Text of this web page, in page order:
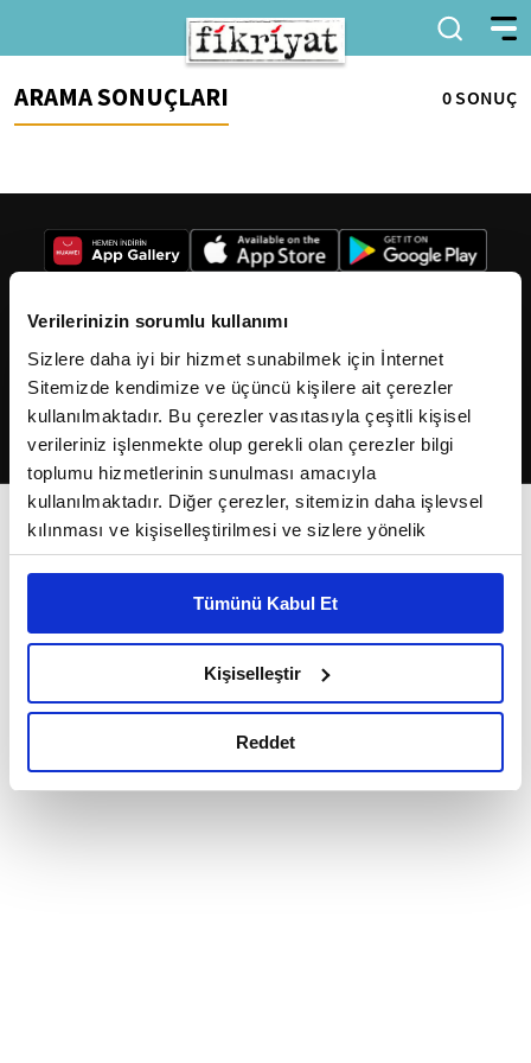
Verilerinizin sorumlu kullanımı
Sizlere daha iyi bir hizmet sunabilmek için İnternet
Sitemizde kendimize ve üçüncü kişilere ait çerezler
kullanılmaktadır. Bu çerezler vasıtasıyla çeşitli kişisel
verileriniz işlenmekte olup gerekli olan çerezler bilgi
toplumu hizmetlerinin sunulması amacıyla
kullanılmaktadır. Diğer çerezler, sitemizin daha işlevsel
kılınması ve kişiselleştirilmesi ve sizlere yönelik
reklam/pazarlama faaliyetlerinin yapılması, amaçlarıyla
Çerezlere ilişkin tercihlerinizi çerez paneli vasıtasıyla
belirleyebilirsiniz. Çerezlere ilişkin detaylı bilgi için
Ayarlar butonuna tıklayabilir,Çerez Bilgilendirme
Metnimizi ziyaret edebilirsiniz.
okumak ve sitemizi ziyaretiniz kapsamında
Tümünü Kabul Et
Kişiselleştir
Reddet
ARAMA SONUÇLARI 0 SONUÇ
2026Fikriyat. Tüm hakları saklıdır.